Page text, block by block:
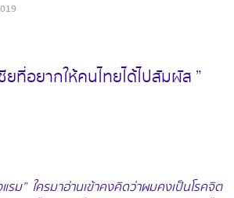
ชียที่อยากให้คนไทยได้ไปสัมผัส ”
รม” ใครมาอ่านเข้าคงคิดว่าผมคงเป็นโรคจิต